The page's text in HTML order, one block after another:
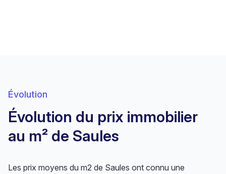
Évolution
Évolution du prix immobilier
au m² de Saules
Les prix moyens du m2 de Saules ont connu une